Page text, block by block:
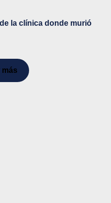
la clínica donde murió
más